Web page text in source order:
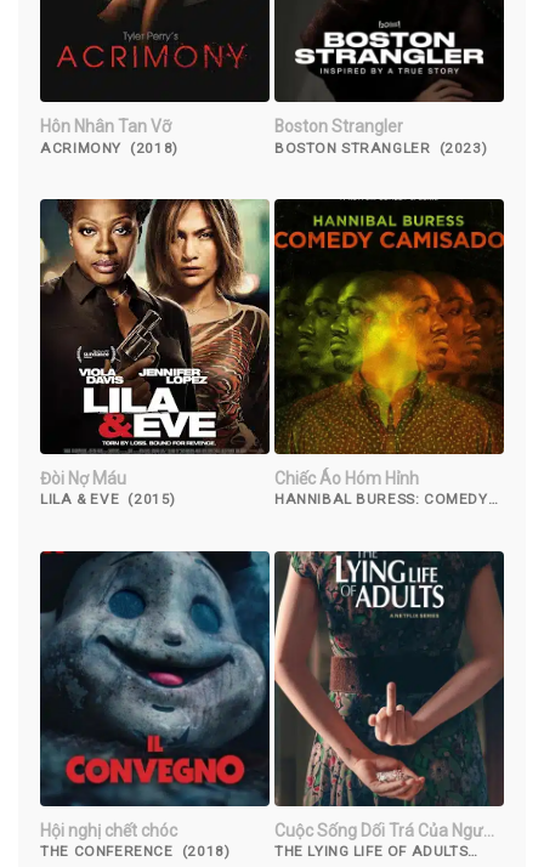
Hôn Nhân Tan Vỡ
ACRIMONY (2018)
Boston Strangler
BOSTON STRANGLER (2023)
Đòi Nợ Máu
LILA & EVE (2015)
Chiếc Áo Hóm Hỉnh
HANNIBAL BURESS: COMEDY
Hội nghị chết chóc
THE CONFERENCE (2018)
Cuộc Sống Dối Trá Của Người
Lớn
THE LYING LIFE OF ADULTS